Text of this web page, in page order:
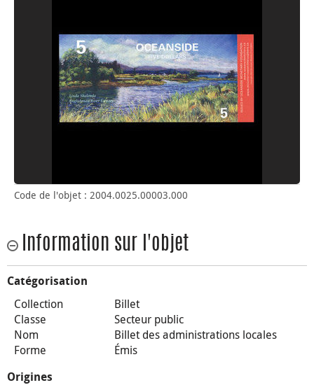
Code de l'objet : 2004.0025.00003.000
Information sur l'objet
Catégorisation
Collection
Billet
Classe
Secteur public
Nom
Billet des administrations locales
Forme
Émis
Origines